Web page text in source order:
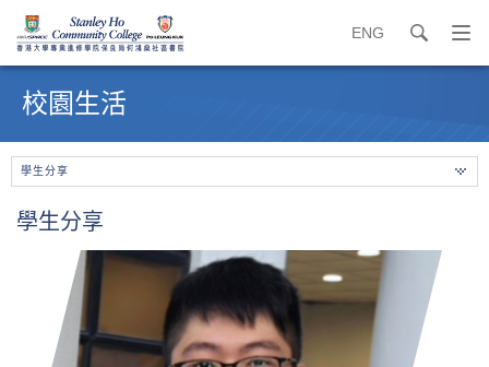
ENG search
打
開
始
校園生活
學生分享
學生分享